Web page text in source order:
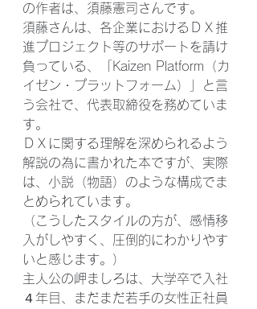
の作者は、須藤憲司さんです。
須藤さんは、各企業におけるＤＸ推
進プロジェクト等のサポートを請け
負っている、「Kaizen Platform（カ
イゼン・プラットフォーム）」と言
う会社で、代表取締役を務めていま
す。
ＤＸに関する理解を深められるよう
解説の為に書かれた本ですが、実際
は、小説（物語）のような構成でま
とめられています。
（こうしたスタイルの方が、感情移
入がしやすく、圧倒的にわかりやす
いと感じます。）
主人公の岬ましろは、大学卒で入社
４年目、まだまだ若手の女性正社員